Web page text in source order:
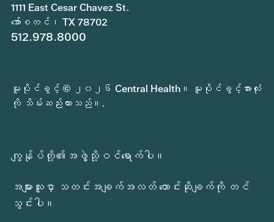
1111 East Cesar Chavez St.
အော်စတင်၊ TX 78702
512.978.8000
မူပိုင်ခွင့် © ၂၀၂၆ Central Health။ မူပိုင်ခွင့်အားလုံး
ကို သိမ်းဆည်းထားသည်။.
ကျွန်ုပ်တို့၏အဖွဲ့သို့ဝင်ရောက်ပါ။
အများသူငှာ သတင်းအချက်အလတ် တောင်းဆိုချက်ကို တင်
သွင်းပါ။